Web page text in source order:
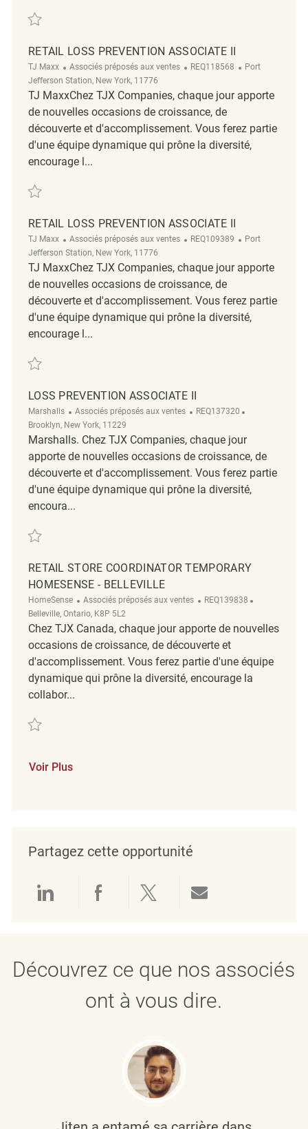
Sauvegarder Retail Loss Prevention Associate II REQ137720
RETAIL LOSS PREVENTION ASSOCIATE II
TJ Maxx Catégorie
Associés préposés aux ventes ReqId
REQ118568 Emplacement
Port
Jefferson Station, New York, 11776
TJ MaxxChez TJX Companies, chaque jour apporte
de nouvelles occasions de croissance, de
découverte et d'accomplissement. Vous ferez partie
d'une équipe dynamique qui prône la diversité,
encourage l...
Sauvegarder Retail Loss Prevention Associate II REQ118568
RETAIL LOSS PREVENTION ASSOCIATE II
TJ Maxx Catégorie
Associés préposés aux ventes ReqId
REQ109389 Emplacement
Port
Jefferson Station, New York, 11776
TJ MaxxChez TJX Companies, chaque jour apporte
de nouvelles occasions de croissance, de
découverte et d'accomplissement. Vous ferez partie
d'une équipe dynamique qui prône la diversité,
encourage l...
Sauvegarder Retail Loss Prevention Associate II REQ109389
LOSS PREVENTION ASSOCIATE II
Marshalls Catégorie
Associés préposés aux ventes ReqId
REQ137320
Brooklyn, New York, 11229
Marshalls. Chez TJX Companies, chaque jour
apporte de nouvelles occasions de croissance, de
découverte et d'accomplissement. Vous ferez partie
d'une équipe dynamique qui prône la diversité,
encoura...
Sauvegarder Loss Prevention Associate II REQ137320
RETAIL STORE COORDINATOR TEMPORARY
HOMESENSE - BELLEVILLE
HomeSense Catégorie
Associés préposés aux ventes ReqId
REQ139838
Belleville, Ontario, K8P 5L2
Chez TJX Canada, chaque jour apporte de nouvelles
occasions de croissance, de découverte et
d'accomplissement. Vous ferez partie d'une équipe
dynamique qui prône la diversité, encourage la
collabor...
Sauvegarder Retail Store Coordinator Temporary HomeSense - Belleville
Voir Plus
Partagez cette opportunité
Partager via LinkedIn
Partager via Facebook
Partager via twitter
Découvrez ce que nos associés
ont à vous dire.